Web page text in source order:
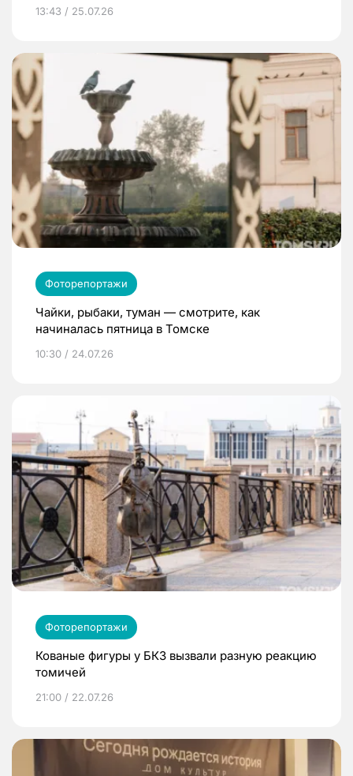
13:43 / 25.07.26
Фоторепортажи
Чайки, рыбаки, туман — смотрите, как
начиналась пятница в Томске
10:30 / 24.07.26
Фоторепортажи
Кованые фигуры у БКЗ вызвали разную реакцию
томичей
21:00 / 22.07.26